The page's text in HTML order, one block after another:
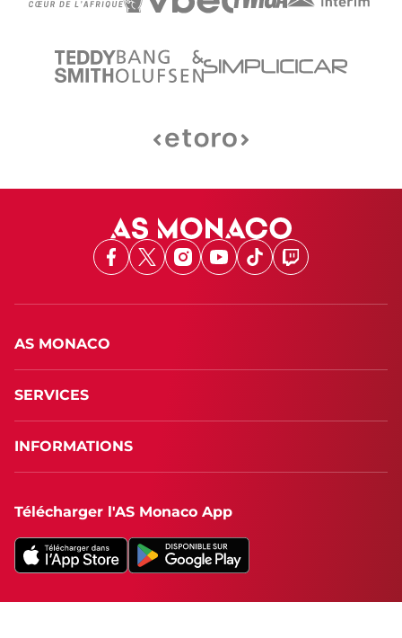
Facebook
X Instagram
Youtube
TikTokTwitch
AS MONACO
SERVICES
INFORMATIONS
Télécharger l'AS Monaco App